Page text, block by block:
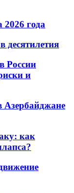
2026 года
десятилетия
России
и
Азербайджане
как